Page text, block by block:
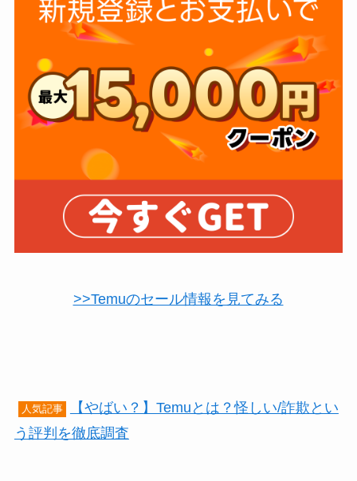
>>Temuのセール情報を見てみる
人気記事
【やばい？】Temuとは？怪しい/詐欺とい
う評判を徹底調査